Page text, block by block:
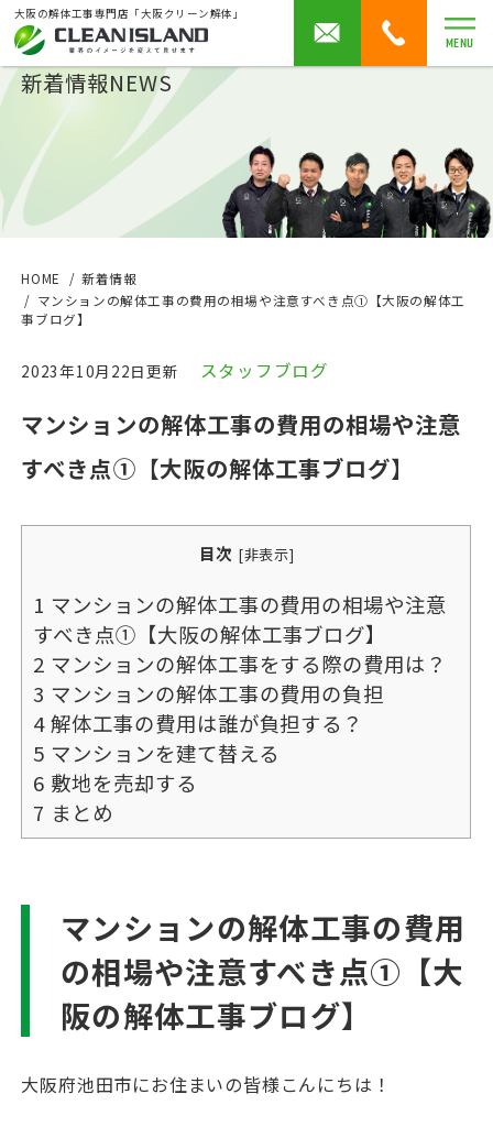
大阪の解体工事専門店「大阪クリーン解体」
MENU
新着情報NEWS
HOME
新着情報
マンションの解体工事の費用の相場や注意すべき点①【大阪の解体工
事ブログ】
2023年10月22日更新 スタッフブログ
マンションの解体工事の費用の相場や注意
すべき点①【大阪の解体工事ブログ】
目次 [非表示]
1 マンションの解体工事の費用の相場や注意
すべき点①【大阪の解体工事ブログ】
2 マンションの解体工事をする際の費用は？
3 マンションの解体工事の費用の負担
4解体工事の費用は誰が負担する？
5 マンションを建て替える
6 敷地を売却する
7 まとめ
マンションの解体工事の費用
の相場や注意すべき点①【大
阪の解体工事ブログ】
大阪府池田市にお住まいの皆様こんにちは！